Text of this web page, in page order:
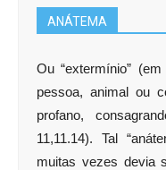
ANÁTEMA
Ou “extermínio”
pessoa, animal ou
profano,
11,11.14). Tal
muitas vezes devia